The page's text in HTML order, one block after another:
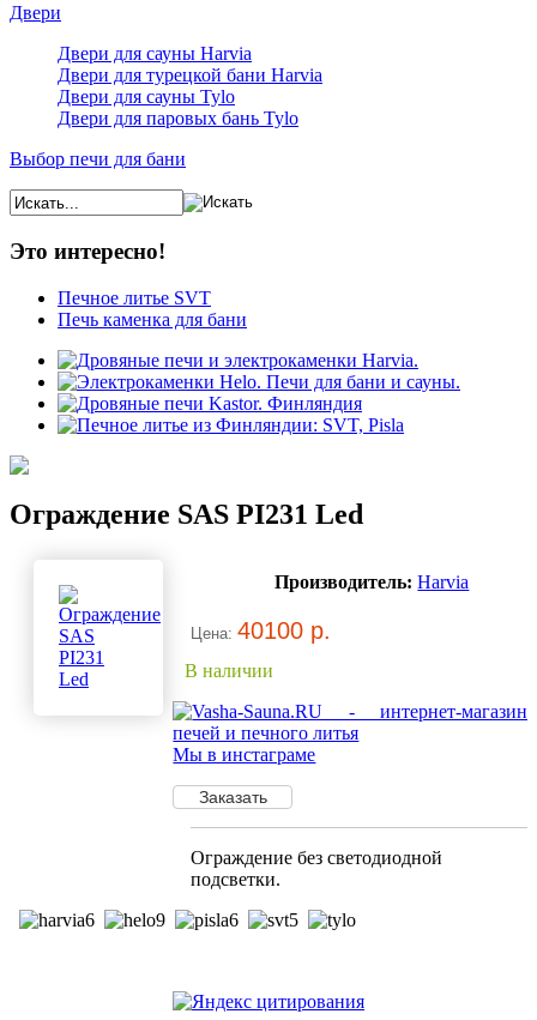
Двери
Двери для сауны Harvia
Двери для турецкой бани Harvia
Двери для сауны Tylo
Двери для паровых бань Tylo
Выбор печи для бани
Это интересно!
Печное литье SVT
Печь каменка для бани
Ограждение SAS PI231 Led
Производитель:Harvia
Цена:40100 р.
В наличии
Мы в инстаграме
Ограждение без светодиодной
подсветки.